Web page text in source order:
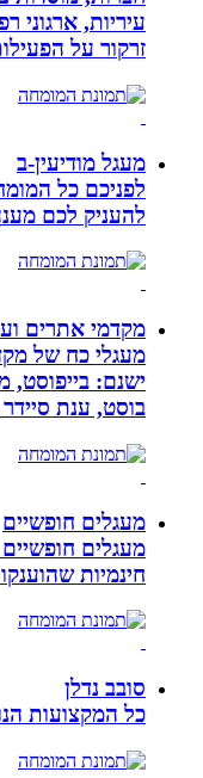
עיריות, ארגוני
זרקור על הפעילות
מעגל מודיעין-ב
לפניכם כל המומחים
להעניק לכם מענה
מקדמי אתרים ועסקים
מעגלי כח של
ישנם: בייפוסט, מגה
בוסט, ענת סיידר ,
מעגלים חופשיים
מעגלים חופשיים
חינמיות שהוענקו
סובב נדלן
כל המקצועות